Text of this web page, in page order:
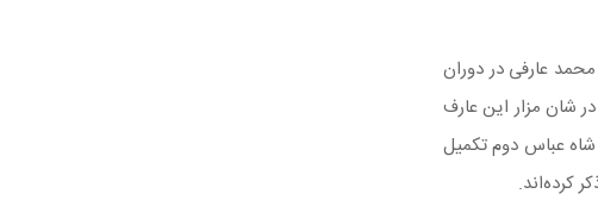
عارفی در دوران
در شان مزار این عارف
شاه عباس دوم تکمیل
کرده‌اند.